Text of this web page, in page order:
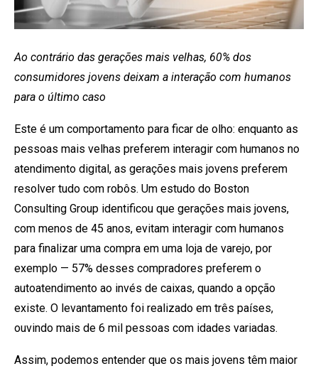
Ao contrário das gerações mais velhas, 60% dos
consumidores jovens deixam a interação com humanos
para o último caso
Este é um comportamento para ficar de olho: enquanto as
pessoas mais velhas preferem interagir com humanos no
atendimento digital, as gerações mais jovens preferem
resolver tudo com robôs. Um estudo do Boston
Consulting Group identificou que gerações mais jovens,
com menos de 45 anos, evitam interagir com humanos
para finalizar uma compra em uma loja de varejo, por
exemplo — 57% desses compradores preferem o
autoatendimento ao invés de caixas, quando a opção
existe. O levantamento foi realizado em três países,
ouvindo mais de 6 mil pessoas com idades variadas.
Assim, podemos entender que os mais jovens têm maior